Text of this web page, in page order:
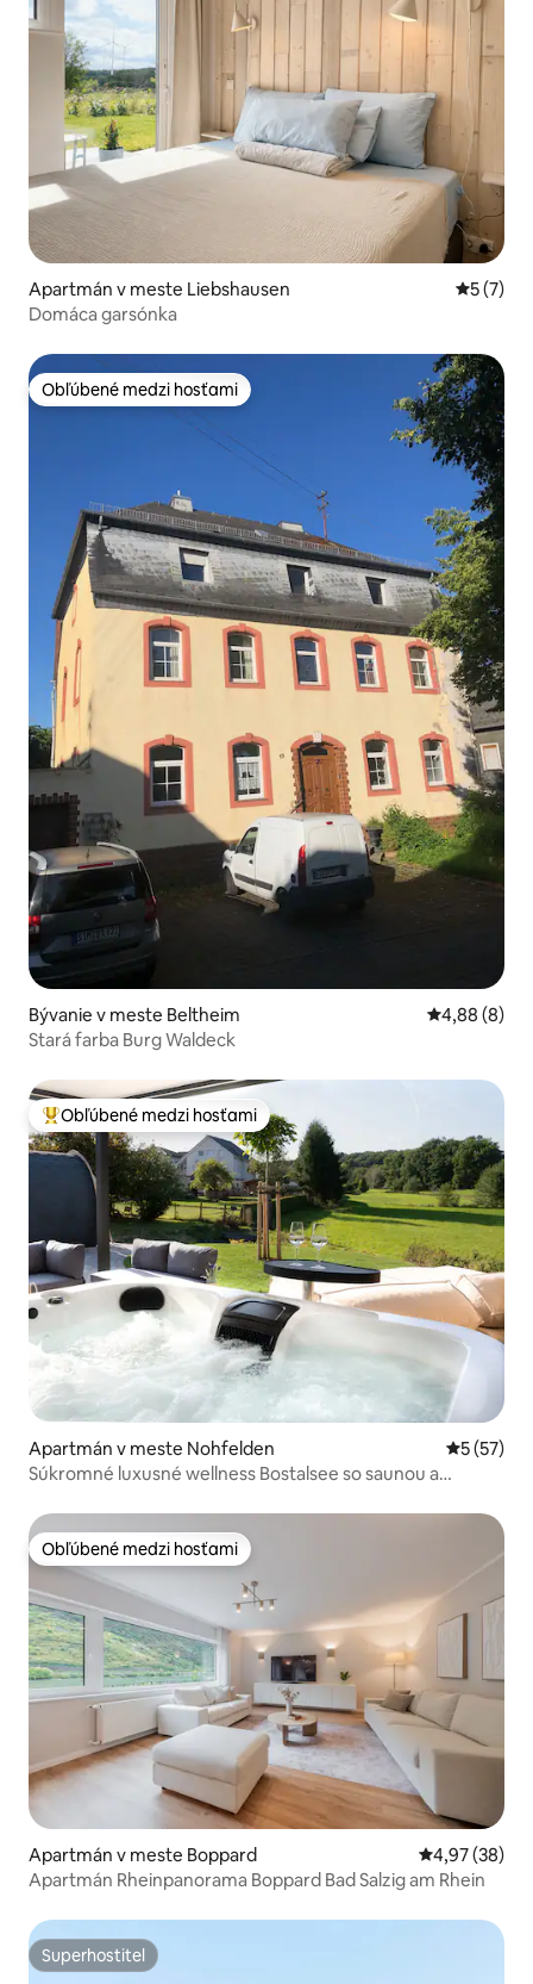
Apartmán v meste Liebshausen
5 (7)
Domáca garsónka
Obľúbené medzi hosťami
Obľúbené medzi hosťami
Bývanie v meste Beltheim Priemerné
4,88 (8)
Stará farba Burg Waldeck
Najobľúbenejšie medzi hosťami
Obľúbené medzi hosťami
Apartmán v meste Nohfelden
5 (57)
Súkromné luxusné wellness Bostalsee so saunou a
Obľúbené medzi hosťami
Obľúbené medzi hosťami
Apartmán v meste Boppard Priemerné
4,97 (38)
Apartmán Rheinpanorama Boppard Bad Salzig am Rhein
Superhostiteľ
Superhostiteľ